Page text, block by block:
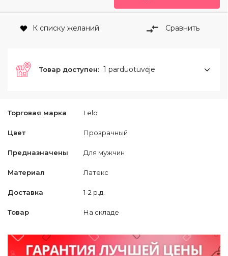
Торговая марка Lelo
Цвет Прозрачный
Предназначены Для мужчин
Материал Латекс
Доставка 1-2 р.д.
Товар На складе
К списку желаний Сравнить
Товар доступен: 1 parduotuvėje